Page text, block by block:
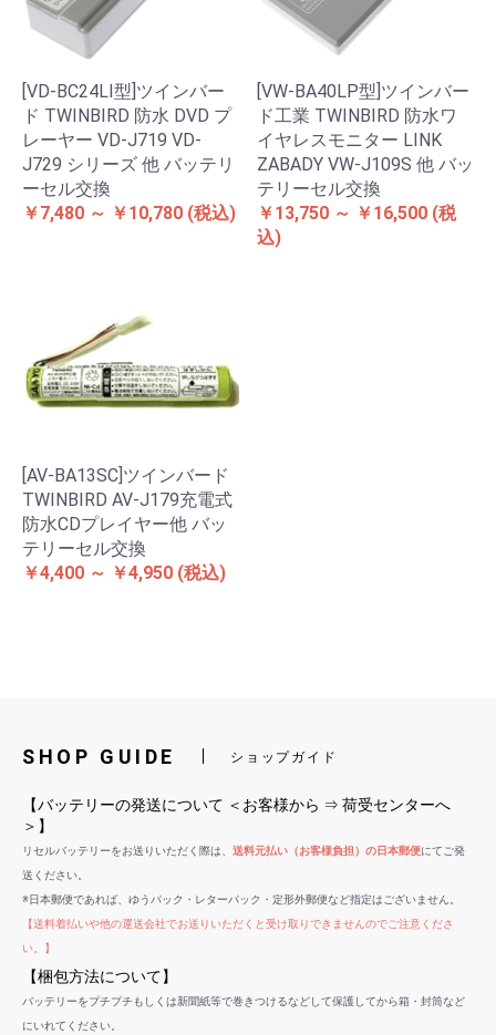
[VD-BC24LI型]ツインバー
ド TWINBIRD 防水 DVD プ
レーヤー VD-J719 VD-
J729 シリーズ 他 バッテリ
ーセル交換
￥7,480 ～ ￥10,780 (税込)
[VW-BA40LP型]ツインバー
ド工業 TWINBIRD 防水ワ
イヤレスモニター LINK
ZABADY VW-J109S 他 バッ
テリーセル交換
￥13,750 ～ ￥16,500 (税
込)
[AV-BA13SC]ツインバード
TWINBIRD AV-J179充電式
防水CDプレイヤー他 バッ
テリーセル交換
￥4,400 ～ ￥4,950 (税込)
SHOP GUIDE ショップガイド
【バッテリーの発送について ＜お客様から ⇒ 荷受センターへ
＞】
リセルバッテリーをお送りいただく際は、 送料元払い（お客様負担）の日本郵便にてご発
送ください。
※日本郵便であれば、ゆうパック・レターパック・定形外郵便など指定はございません。
【送料着払いや他の運送会社でお送りいただくと受け取りできませんのでご注意くださ
い。】
【梱包方法について】
バッテリーをプチプチもしくは新聞紙等で巻きつけるなどして保護してから箱・封筒など
にいれてください。